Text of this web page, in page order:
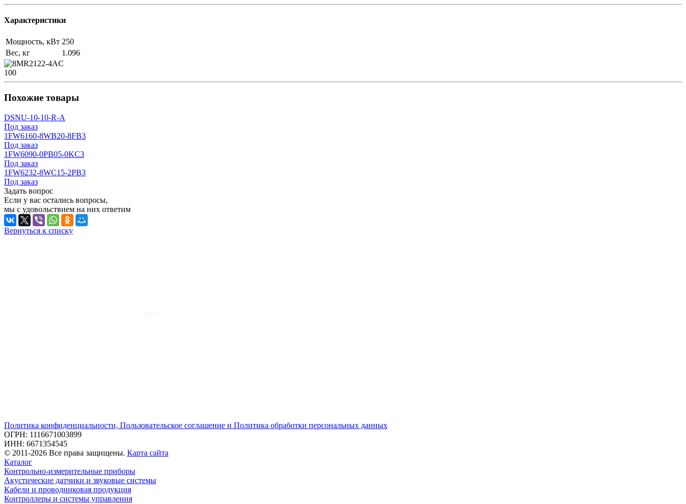
Характеристики
Мощность, кВт 250
Вес, кг
1.096
100
Похожие товары
DSNU-10-10-R-A
Под заказ
1FW6160-8WB20-8FB3
Под заказ
1FW6090-0PB05-0KC3
Под заказ
1FW6232-8WC15-2PB3
Под заказ
Задать вопрос
Если у вас остались вопросы,
мы с удовольствием на них ответим
Вернуться к списку
Политика конфиденциальности, Пользовательское соглашение и Политика обработки персональных данных
ОГРН: 1116671003899
ИНН: 6671354545
© 2011-2026 Все права защищены. Карта сайта
Каталог
Контрольно-измерительные приборы
Акустические датчики и звуковые системы
Кабели и проводниковая продукция
Контроллеры и системы управления